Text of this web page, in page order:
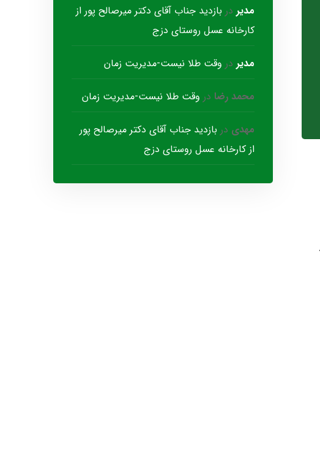
مدیر در بازدید جناب آقای دکتر میرصالح پور از
کارخانه عسل روستای دزج
مدیر در وقت طلا نیست-مدیریت زمان
محمد رضا در وقت طلا نیست-مدیریت زمان
مهدی در بازدید جناب آقای دکتر میرصالح پور
از کارخانه عسل روستای دزج